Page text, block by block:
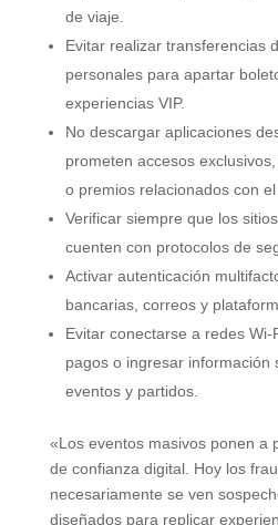
de viaje.
Evitar realizar transferencias
personales para apartar
experiencias VIP.
No descargar aplicaciones
prometen accesos
o premios relacionados con el
Verificar siempre que los
cuenten con protocolos de
Activar autenticación
bancarias, correos y
Evitar conectarse a redes
pagos o ingresar información
eventos y partidos.
«Los eventos masivos ponen a
de confianza digital. Hoy los
necesariamente se ven
diseñados para replicar